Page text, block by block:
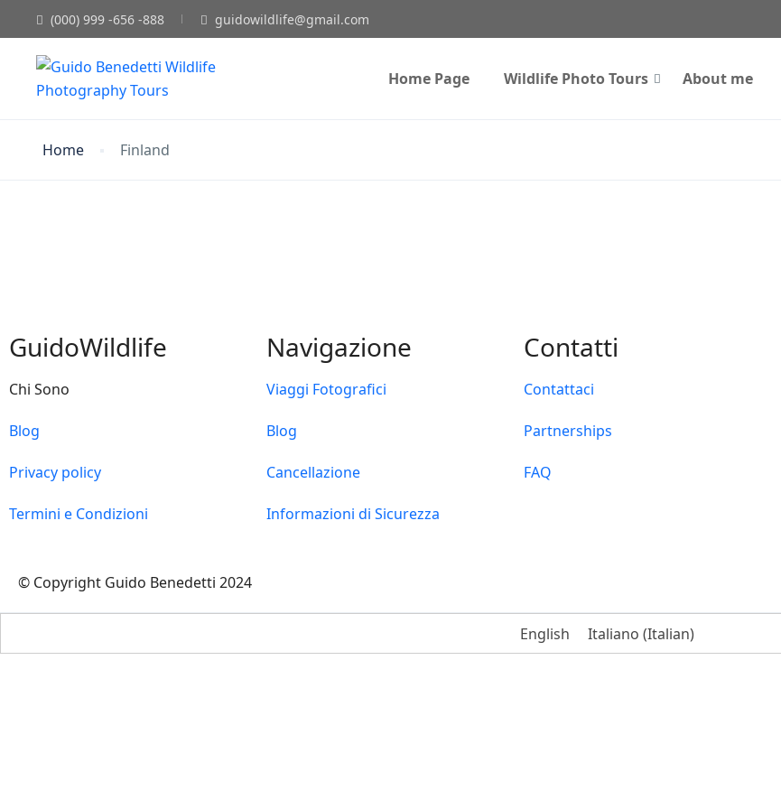
(000) 999 -656 -888 guidowildlife@gmail.com
Home Page Wildlife Photo Tours About me
Home Finland
GuidoWildlife
Chi Sono
Blog
Privacy policy
Termini e Condizioni
Navigazione
Viaggi Fotografici
Blog
Cancellazione
Informazioni di Sicurezza
Contatti
Contattaci
Partnerships
FAQ
© Copyright Guido Benedetti 2024
English Italiano (Italian)